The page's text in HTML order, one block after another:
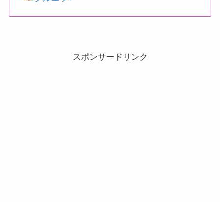
スポンサードリンク